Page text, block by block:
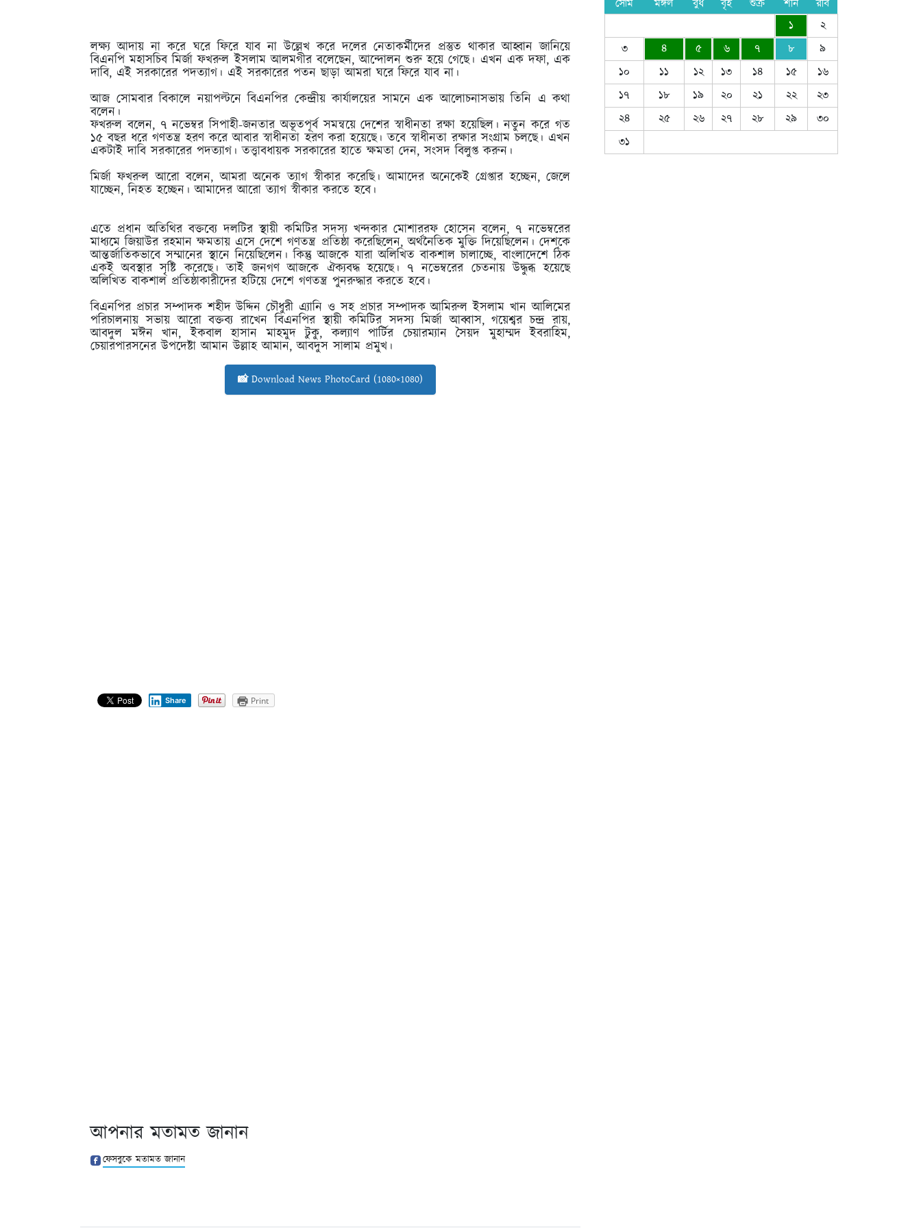
লক্ষ্য আদায় না করে ঘরে ফিরে যাব না উল্লেখ করে দলের নেতাকর্মীদের প্রস্তুত থাকার আহ্বান জানিয়ে
বিএনপি মহাসচিব মির্জা ফখরুল ইসলাম আলমগীর বলেছেন, আন্দোলন শুরু হয়ে গেছে। এখন এক দফা, এক
দাবি, এই সরকারের পদত্যাগ। এই সরকারের পতন ছাড়া আমরা ঘরে ফিরে যাব না।
আজ সোমবার বিকালে নয়াপল্টনে বিএনপির কেন্দ্রীয় কার্যালয়ের সামনে এক আলোচনাসভায় তিনি এ কথা
বলেন।
ফখরুল বলেন, ৭ নভেম্বর সিপাহী-জনতার অভূতপূর্ব সমন্বয়ে দেশের স্বাধীনতা রক্ষা হয়েছিল। নতুন করে গত
১৫ বছর ধরে গণতন্ত্র হরণ করে আবার স্বাধীনতা হরণ করা হয়েছে। তবে স্বাধীনতা রক্ষার সংগ্রাম চলছে। এখন
একটাই দাবি সরকারের পদত্যাগ। তত্ত্বাবধায়ক সরকারের হাতে ক্ষমতা দেন, সংসদ বিলুপ্ত করুন।
মির্জা ফখরুল আরো বলেন, আমরা অনেক ত্যাগ স্বীকার করেছি। আমাদের অনেকেই গ্রেপ্তার হচ্ছেন, জেলে
যাচ্ছেন, নিহত হচ্ছেন। আমাদের আরো ত্যাগ স্বীকার করতে হবে।
এতে প্রধান অতিথির বক্তব্যে দলটির স্থায়ী কমিটির সদস্য খন্দকার মোশাররফ হোসেন বলেন, ৭ নভেম্বরের
মাধ্যমে জিয়াউর রহমান ক্ষমতায় এসে দেশে গণতন্ত্র প্রতিষ্ঠা করেছিলেন, অর্থনৈতিক মুক্তি দিয়েছিলেন। দেশকে
আন্তর্জাতিকভাবে সম্মানের স্থানে নিয়েছিলেন। কিন্তু আজকে যারা অলিখিত বাকশাল চালাচ্ছে, বাংলাদেশে ঠিক
একই অবস্থার সৃষ্টি করেছে। তাই জনগণ আজকে ঐক্যবদ্ধ হয়েছে। ৭ নভেম্বরের চেতনায় উদ্ধুব্ধ হয়েছে
অলিখিত বাকশাল প্রতিষ্ঠাকারীদের হটিয়ে দেশে গণতন্ত্র পুনরুদ্ধার করতে হবে।
বিএনপির প্রচার সম্পাদক শহীদ উদ্দিন চৌধুরী এ্যানি ও সহ প্রচার সম্পাদক আমিরুল ইসলাম খান আলিমের
পরিচালনায় সভায় আরো বক্তব্য রাখেন বিএনপির স্থায়ী কমিটির সদস্য মির্জা আব্বাস, গয়েশ্বর চন্দ্র রায়,
আবদুল মঈন খান, ইকবাল হাসান মাহমুদ টুকু, কল্যাণ পার্টির চেয়ারম্যান সৈয়দ মুহাম্মদ ইবরাহিম,
চেয়ারপারসনের উপদেষ্টা আমান উল্লাহ আমান, আবদুস সালাম প্রমুখ।
📸 Download News PhotoCard (1080×1080)
Share Print
আপনার মতামত জানান
ফেসবুকে মতামত জানান
সোম মঙ্গল বুধ বৃহ শুক্র শনি
রবি
১
২
৩
৪ ৫ ৬ ৭ ৮
৯
১০
১১ ১২ ১৩ ১৪ ১৫
১৬
১৭
১৮ ১৯ ২০ ২১ ২২
২৩
২৪
২৫ ২৬ ২৭ ২৮ ২৯
৩০
৩১